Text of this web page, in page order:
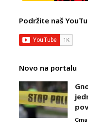
Podržite naš
Novo na portalu